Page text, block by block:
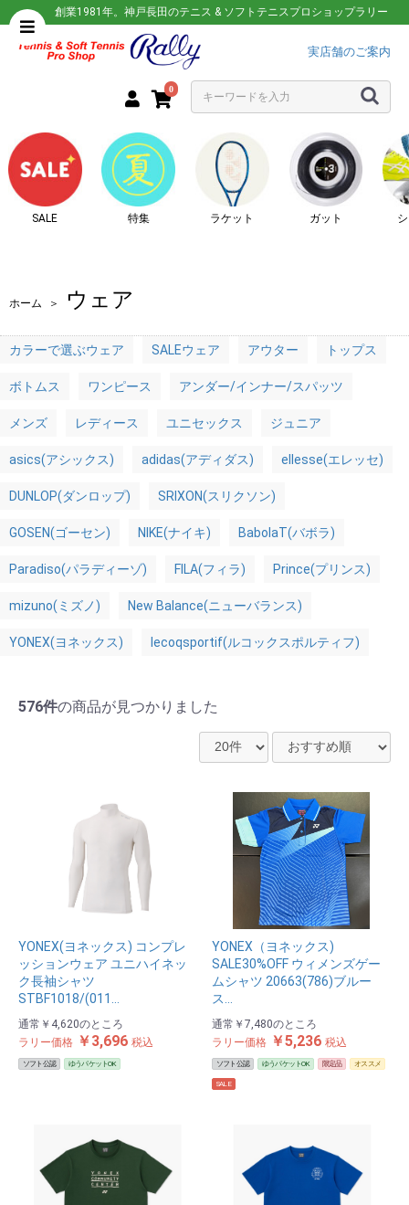
創業1981年。神戸長田のテニス & ソフトテニスプロショップラリー
実店舗のご案内
0
SALE 特集 ラケット ガット
ホーム ＞ ウェア
カラーで選ぶウェア SALEウェア アウター トップス
ボトムス ワンピース アンダー/インナー/スパッツ
メンズ レディース ユニセックス ジュニア
asics(アシックス) adidas(アディダス) ellesse(エレッセ)
DUNLOP(ダンロップ) SRIXON(スリクソン)
GOSEN(ゴーセン) NIKE(ナイキ) BabolaT(バボラ)
Paradiso(パラディーゾ) FILA(フィラ) Prince(プリンス)
mizuno(ミズノ) New Balance(ニューバランス)
YONEX(ヨネックス) lecoqsportif(ルコックスポルティフ)
576件の商品が見つかりました
YONEX(ヨネックス) コンプレ
ッションウェア ユニハイネッ
ク長袖シャツ
STBF1018/(011…
通常 ￥4,620のところ
ラリー価格 ￥3,696 税込
ソフト公認 ゆうパケットOK
YONEX（ヨネックス)
SALE30%OFF ウィメンズゲー
ムシャツ 20663(786)ブルー
ス…
通常 ￥7,480のところ
ラリー価格 ￥5,236 税込
ソフト公認 ゆうパケットOK 限定品 オススメ
SALE